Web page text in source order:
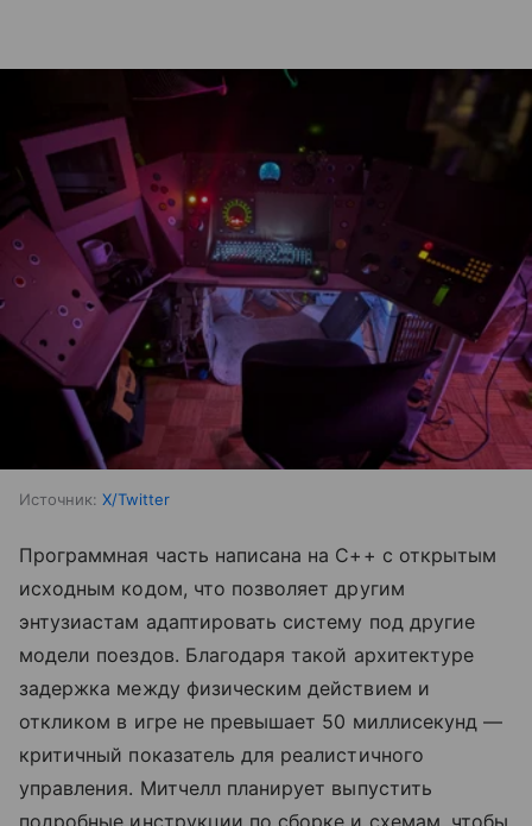
Источник: X/Twitter
Программная часть написана на C++ с открытым
исходным кодом, что позволяет другим
энтузиастам адаптировать систему под другие
модели поездов. Благодаря такой архитектуре
задержка между физическим действием и
откликом в игре не превышает 50 миллисекунд —
критичный показатель для реалистичного
управления. Митчелл планирует выпустить
подробные инструкции по сборке и схемам, чтобы